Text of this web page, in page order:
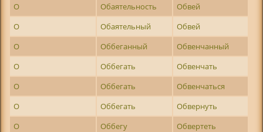
О Обаятельность
Обвей
О
Обаятельный
Обвей
О
Оббеганный
Обвенчанный
О
Оббегать
Обвенчать
О
Оббегать
Обвенчаться
О
Оббегать
Обвернуть
О
Оббегу
Обвертеть